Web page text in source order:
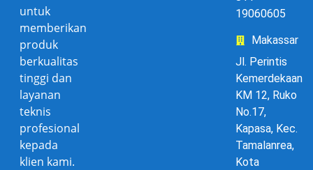
untuk
memberikan
produk
berkualitas
tinggi dan
layanan
teknis
profesional
kepada
klien kami.
19060605
Makassar
Jl. Perintis
Kemerdekaan
KM 12, Ruko
No.17,
Kapasa, Kec.
Tamalanrea,
Kota